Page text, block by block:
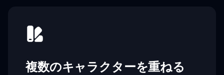
複数のキャラクターを重ねる